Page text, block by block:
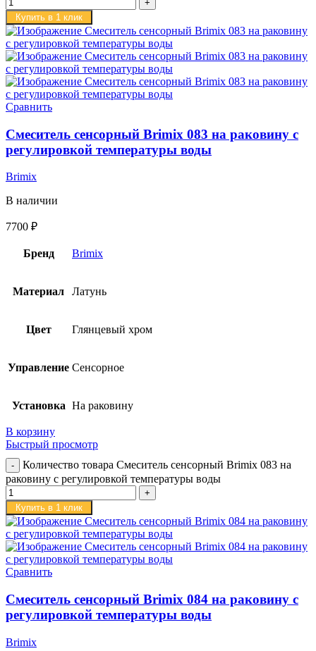
Купить в 1 клик
Сравнить
Смеситель сенсорный Brimix 083 на раковину с
регулировкой температуры воды
Brimix
В наличии
7700 ₽
Бренд Brimix
Материал Латунь
Цвет Глянцевый хром
Управление Сенсорное
Установка На раковину
В корзину
Быстрый просмотр
Количество товара Смеситель сенсорный Brimix 083 на
раковину с регулировкой температуры воды
Купить в 1 клик
Сравнить
Смеситель сенсорный Brimix 084 на раковину с
регулировкой температуры воды
Brimix